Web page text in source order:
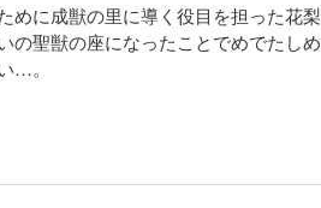
に成獣の里に導く役目を担った花
聖獣の座になったことでめでたしめ
…。